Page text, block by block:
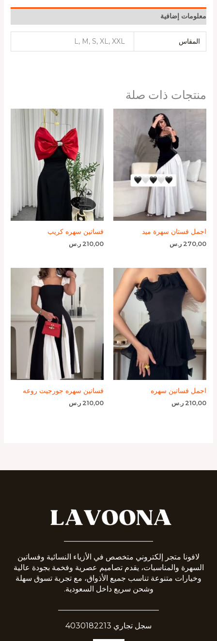
معلومات إضافية
المقاس L, M, S, XL, XXL
منتجات ذات صلة
اجمل فستان سهرة ميد
270,00 ر.س
فساتين سهره كريب
210,00 ر.س
اجمل فساتين سهره
210,00 ر.س
فساتين سهره جورجيت روعه
210,00 ر.س
لافونا متجر إلكتروني متخصص في الأزياء النسائية وفساتين
السهرة والمناسبات، يقدم تصاميم عصرية وفخمة بجودة عالية
وخيارات متنوعة تناسب جميع الأذواق، مع تجربة تسوق سهلة
وشحن سريع داخل السعودية.
سجل تجاري 4030182213